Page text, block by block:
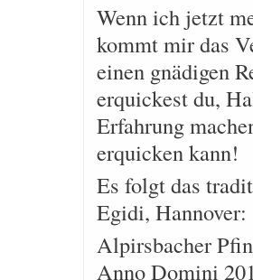
Wenn ich jetzt
kommt mir das
einen gnädigen
erquickest du,
Erfahrung
erquicken kann!
Es folgt das
Egidi, Hannover:
Alpirsbacher
Anno Domini